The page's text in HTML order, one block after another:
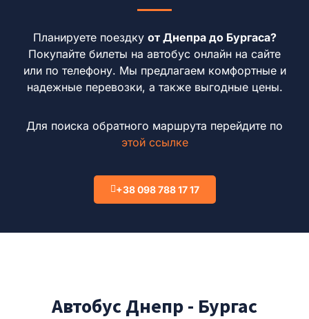
Планируете поездку от Днепра до Бургаса?
Покупайте билеты на автобус онлайн на сайте
или по телефону. Мы предлагаем комфортные и
надежные перевозки, а также выгодные цены.
Для поиска обратного маршрута перейдите по
этой ссылке
+38 098 788 17 17
Автобус Днепр - Бургас